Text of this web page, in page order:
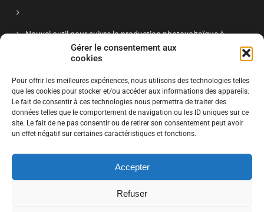
Gérer le consentement aux
cookies
Pour offrir les meilleures expériences, nous utilisons des technologies telles
que les cookies pour stocker et/ou accéder aux informations des appareils.
Le fait de consentir à ces technologies nous permettra de traiter des
données telles que le comportement de navigation ou les ID uniques sur ce
site. Le fait de ne pas consentir ou de retirer son consentement peut avoir
un effet négatif sur certaines caractéristiques et fonctions.
Accepter
Refuser
Nouvel outil pour suivre la production photovoltaïque à
à Antony : retour d’expériences et projets citoyens »
S'ABONNER